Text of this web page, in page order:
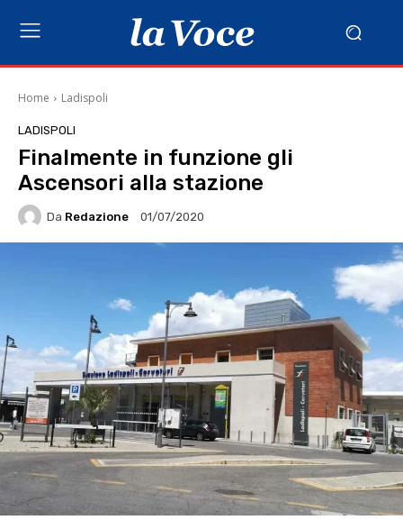
Home Ladispoli
LADISPOLI
Finalmente in funzione gli
Ascensori alla stazione
Da Redazione 01/07/2020